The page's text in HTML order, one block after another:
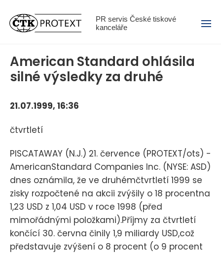
PR servis České tiskové
kanceláře
Menu
American Standard ohlásila
silné výsledky za druhé
21.07.1999, 16:36
čtvrtletí
PISCATAWAY (N.J.) 21. července (PROTEXT/ots) -
AmericanStandard Companies Inc. (NYSE: ASD)
dnes oznámila, že ve druhémčtvrtletí 1999 se
zisky rozpočtené na akcii zvýšily o 18 procentna
1,23 USD z 1,04 USD v roce 1998 (před
mimořádnými položkami).Příjmy za čtvrtletí
končící 30. června činily 1,9 miliardy USD,což
představuje zvýšení o 8 procent (o 9 procent